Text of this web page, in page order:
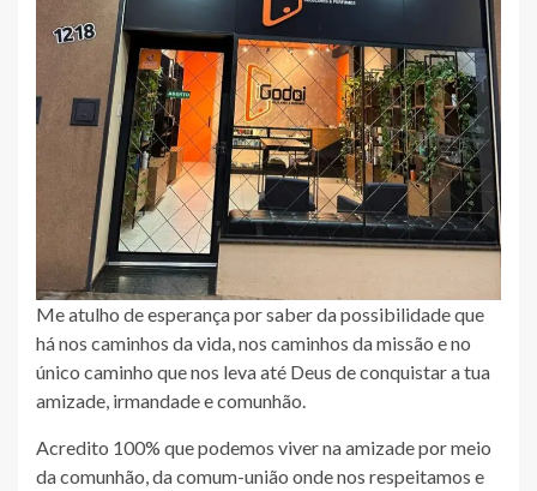
Me atulho de esperança por saber da possibilidade que
há nos caminhos da vida, nos caminhos da missão e no
único caminho que nos leva até Deus de conquistar a tua
amizade, irmandade e comunhão.
Acredito 100% que podemos viver na amizade por meio
da comunhão, da comum-união onde nos respeitamos e